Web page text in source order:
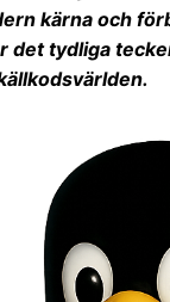
kärna och
tydliga